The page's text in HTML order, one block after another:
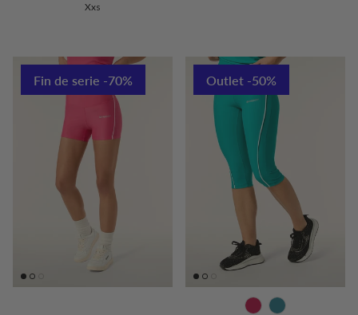
Xxs
Fin de serie -70% Outlet -50%